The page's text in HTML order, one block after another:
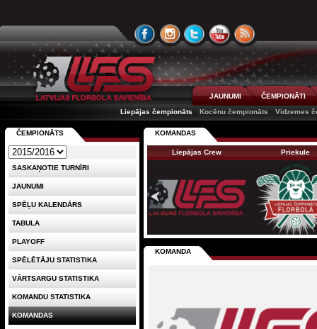
JAUNUMI
ČEMPIONĀTI
Liepājas čempionāts
Kocēnu čempionāts Vidzemes
KOMANDAS
Liepājas Crew Priekule
KOMANDA
ČEMPIONĀTS
SASKAŅOTIE TURNĪRI
JAUNUMI
SPĒĻU KALENDĀRS
TABULA
PLAYOFF
SPĒLĒTĀJU STATISTIKA
VĀRTSARGU STATISTIKA
KOMANDU STATISTIKA
KOMANDAS